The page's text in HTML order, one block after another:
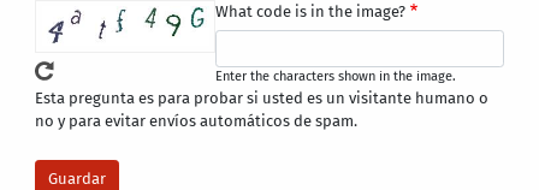
What code is in the image?
Enter the characters shown in the image.
Esta pregunta es para probar si usted es un visitante humano o
no y para evitar envíos automáticos de spam.